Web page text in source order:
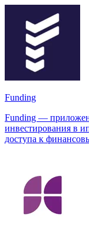
Funding
Funding —
инвестирования в
доступа к